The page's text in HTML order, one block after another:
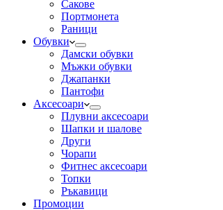
Сакове
Портмонета
Раници
Обувки
Дамски обувки
Мъжки обувки
Джапанки
Пантофи
Аксесоари
Плувни аксесоари
Шапки и шалове
Други
Чорапи
Фитнес аксесоари
Топки
Ръкавици
Промоции